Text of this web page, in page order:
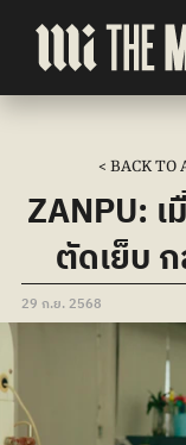
< BACK TO
29 ก.ย. 2568
ZANPU:
ตัดเย็บ